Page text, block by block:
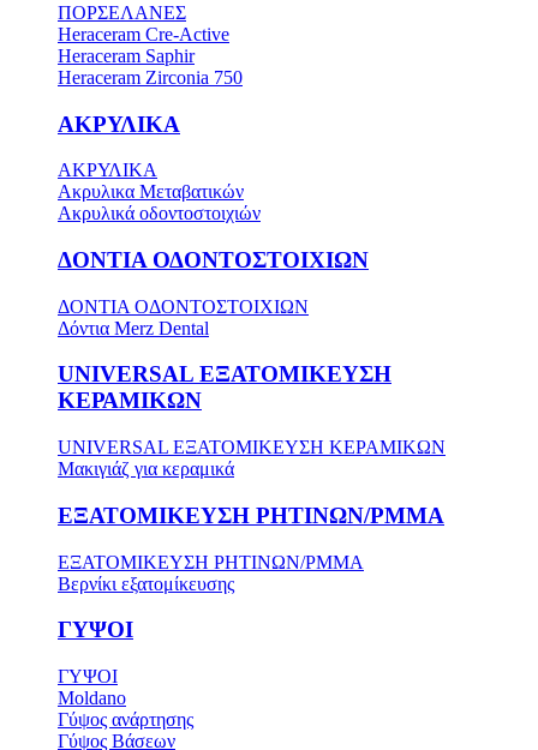
ΠΟΡΣΕΛΑΝΕΣ
Heraceram Cre-Active
Heraceram Saphir
Heraceram Zirconia 750
ΑΚΡΥΛΙΚΑ
ΑΚΡΥΛΙΚΑ
Ακρυλικα Μεταβατικών
Ακρυλικά οδοντοστοιχιών
ΔΟΝΤΙΑ ΟΔΟΝΤΟΣΤΟΙΧΙΩΝ
ΔΟΝΤΙΑ ΟΔΟΝΤΟΣΤΟΙΧΙΩΝ
Δόντια Merz Dental
UNIVERSAL ΕΞΑΤΟΜΙΚΕΥΣΗ
ΚΕΡΑΜΙΚΩΝ
UNIVERSAL ΕΞΑΤΟΜΙΚΕΥΣΗ ΚΕΡΑΜΙΚΩΝ
Μακιγιάζ για κεραμικά
ΕΞΑΤΟΜΙΚΕΥΣΗ ΡΗΤΙΝΩΝ/PMMA
ΕΞΑΤΟΜΙΚΕΥΣΗ ΡΗΤΙΝΩΝ/PMMA
Βερνίκι εξατομίκευσης
ΓΥΨΟΙ
ΓΥΨΟΙ
Moldano
Γύψος ανάρτησης
Γύψος Βάσεων